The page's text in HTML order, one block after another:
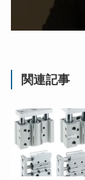
関連記事